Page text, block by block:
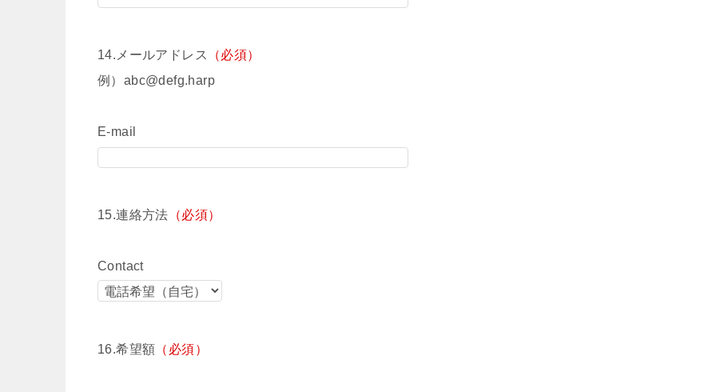
14.メールアドレス
（必須）
例）abc@defg.harp
E-mail
15.連絡方法 （必須）
Contact
16.希望額 （必須）